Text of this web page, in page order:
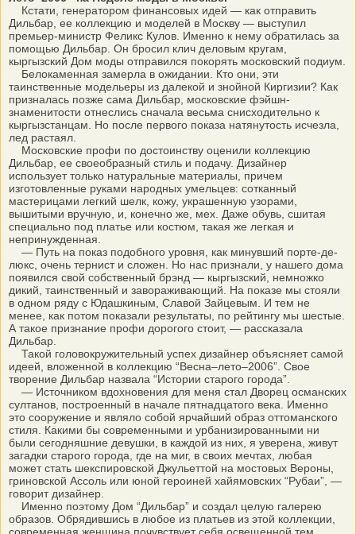
Кстати, генератором финансовых идей — как отправить
Дильбар, ее коллекцию и моделей в Москву — выступил
премьер-министр Феликс Кулов. Именно к нему обратилась за
помощью Дильбар. Он бросил клич деловым кругам,
кыргызский Дом моды отправился покорять московский подиум.
Белокаменная замерла в ожидании. Кто они, эти
таинственные модельеры из далекой и знойной Киргизии? Как
призналась позже сама Дильбар, московские фэйшн-
знаменитости отнеслись сначала весьма снисходительно к
кыргызстанцам. Но после первого показа натянутость исчезла,
лед растаял.
Московские профи по достоинству оценили коллекцию
Дильбар, ее своеобразный стиль и подачу. Дизайнер
использует только натуральные материалы, причем
изготовленные руками народных умельцев: сотканный
мастерицами легкий шелк, кожу, украшенную узорами,
вышитыми вручную, и, конечно же, мех. Даже обувь, сшитая
специально под платье или костюм, такая же легкая и
непринужденная.
— Путь на показ подобного уровня, как минувший порте-де-
люкс, очень тернист и сложен. Но нас признали, у нашего дома
появился свой собственный брэнд — кыргызский, немножко
дикий, таинственный и завораживающий. На показе мы стояли
в одном ряду с Юдашкиным, Славой Зайцевым. И тем не
менее, как потом показали результаты, по рейтингу мы шестые.
А такое признание профи дорогого стоит, — рассказала
Дильбар.
Такой головокружительный успех дизайнер объясняет самой
идеей, вложенной в коллекцию “Весна–лето–2006”. Свое
творение Дильбар назвала “Истории старого города”.
— Источником вдохновения для меня стал Дворец османских
султанов, построенный в начале пятнадцатого века. Именно
это сооружение и являло собой ярчайший образ оттоманского
стиля. Какими бы современными и урбанизированными ни
были сегодняшние девушки, в каждой из них, я уверена, живут
загадки старого города, где на миг, в своих мечтах, любая
может стать шекспировской Джульеттой на мостовых Вероны,
гриновской Ассоль или юной героиней хайямовских “Рубаи”, —
говорит дизайнер.
Именно поэтому Дом “Дильбар” и создал целую галерею
образов. Обрядившись в любое из платьев из этой коллекции,